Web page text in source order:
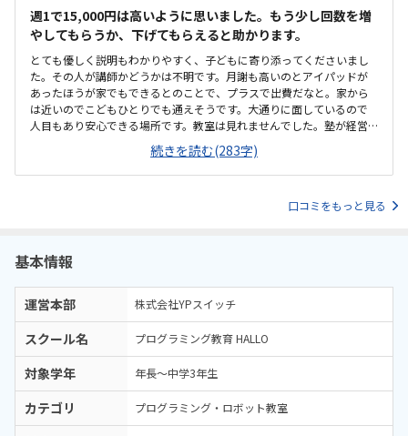
いか気にかかる料金設定は特に目立って高くも低くもなく適正だと感
じた。4月のキャンペーンで入会費無料という説明もあり、体験時に入
会を決めた
週1で15,000円は高いように思いました。もう少し回数を増
やしてもらうか、下げてもらえると助かります。
とても優しく説明もわかりやすく、子どもに寄り添ってくださいまし
た。その人が講師かどうかは不明です。月謝も高いのとアイパッドが
あったほうが家でもできるとのことで、プラスで出費だなと。家から
は近いのでこどもひとりでも通えそうです。大通りに面しているので
人目もあり安心できる場所です。教室は見れませんでした。塾が経営
しているとのことで塾の方の教室は少し覗けました。建物自体が古い
感じでした。週1で15,000円は高いように思いました。もう少し回数を
増やしてもらうか、下げてもらえると助かります。説明してくれた方
続きを読む(283字)
口コミをもっと見る
基本情報
運営本部 株式会社YPスイッチ
スクール名 プログラミング教育 HALLO
対象学年 年長～中学3年生
カテゴリ プログラミング・ロボット教室